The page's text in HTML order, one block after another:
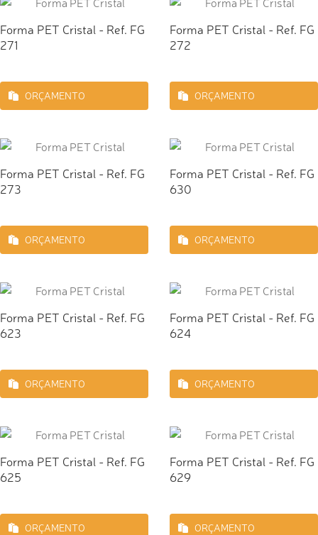
Forma PET Cristal - Ref. FG
271
ORÇAMENTO
Forma PET Cristal - Ref. FG
272
ORÇAMENTO
Forma PET Cristal - Ref. FG
273
ORÇAMENTO
Forma PET Cristal - Ref. FG
630
ORÇAMENTO
Forma PET Cristal - Ref. FG
623
ORÇAMENTO
Forma PET Cristal - Ref. FG
624
ORÇAMENTO
Forma PET Cristal - Ref. FG
625
ORÇAMENTO
Forma PET Cristal - Ref. FG
629
ORÇAMENTO